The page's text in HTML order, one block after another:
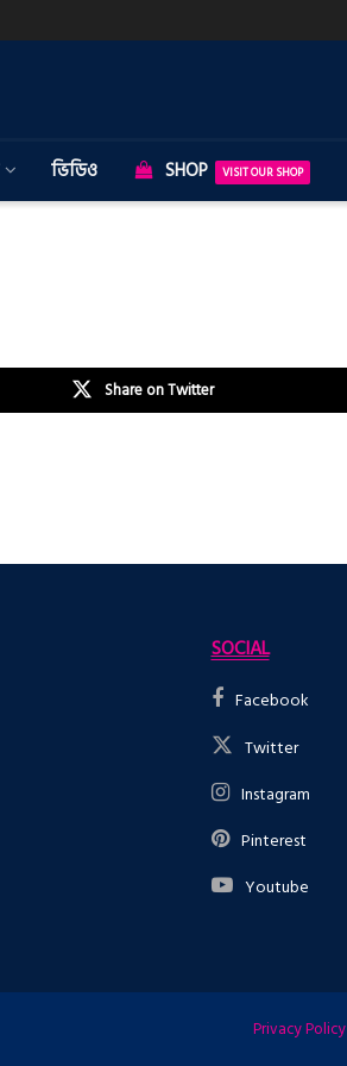
ভিডিও SHOP VISIT OUR SHOP
Share on Twitter
SOCIAL
Facebook
Twitter
Instagram
Pinterest
Youtube
Privacy Policy